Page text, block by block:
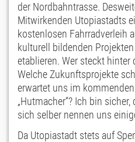
der Nordbahntrasse.
Mitwirkenden Utopiastadts
kostenlosen Fahrradverleih
kulturell bildenden
etablieren. Wer steckt hinter
Welche Zukunftsprojekte
erwartet uns im
„Hutmacher“? Ich bin
sich selber nennen uns
Da Utopiastadt stets auf